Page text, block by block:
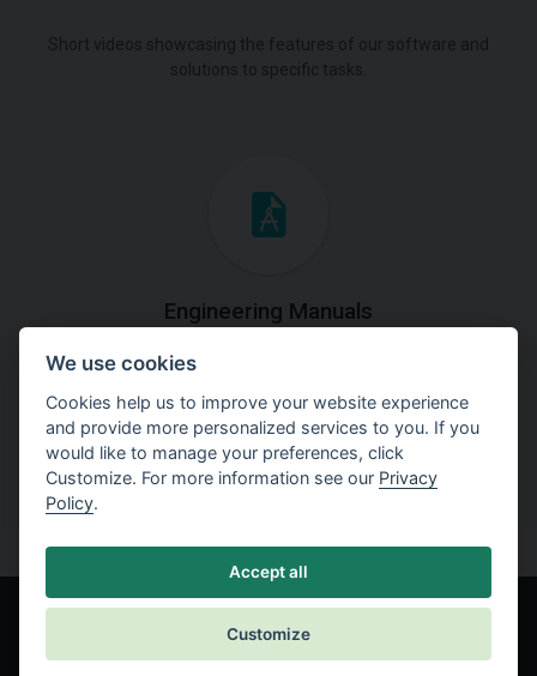
Engineering Manuals
Step by steps guides on how
to solve a specific tasks.
We use cookies
Cookies help us to improve your website experience
and provide more personalized services to you. If you
would like to manage your preferences, click
Customize. For more information see our Privacy
Policy.
Accept all
Customize